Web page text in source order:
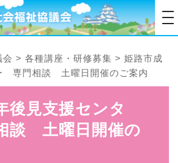
会 >各種講座・研修募集 >姫路市成
専門相談 土曜日開催のご案内
後見支援センタ
談 土曜日開催の